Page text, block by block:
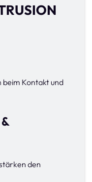
beim Kontakt und
den